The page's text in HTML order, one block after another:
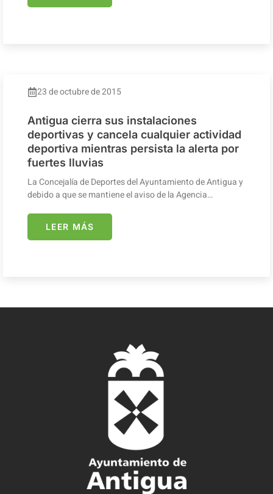
23 de octubre de 2015
Antigua cierra sus instalaciones
deportivas y cancela cualquier actividad
deportiva mientras persista la alerta por
fuertes lluvias
La Concejalía de Deportes del Ayuntamiento de Antigua y
debido a que se mantiene el aviso de la Agencia…
LEER MÁS